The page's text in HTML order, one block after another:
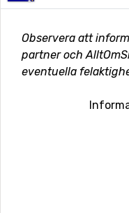
Observera att
partner och
eventuella